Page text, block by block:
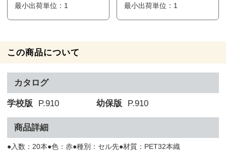
最小出荷単位：1
最小出荷単位：1
この商品について
カタログ
学校版 P.910 幼保版 P.910
商品詳細
●入数：20本●色：赤●種別：セル先●材質：PET32本織